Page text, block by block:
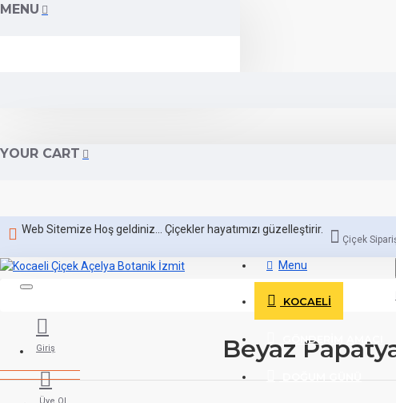
MENU
YOUR CART
Web Sitemize Hoş geldiniz... Çiçekler hayatımızı güzelleştirir.
Çiçek
Giriş
Üye Ol
Menu
KOCAELI
GÖNDERIM AMACI
Beyaz